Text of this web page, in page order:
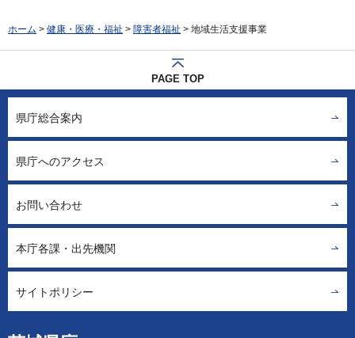
ホーム > 健康・医療・福祉 > 障害者福祉 > 地域生活支援事業
PAGE TOP
県庁総合案内
県庁へのアクセス
お問い合わせ
本庁各課・出先機関
サイトポリシー